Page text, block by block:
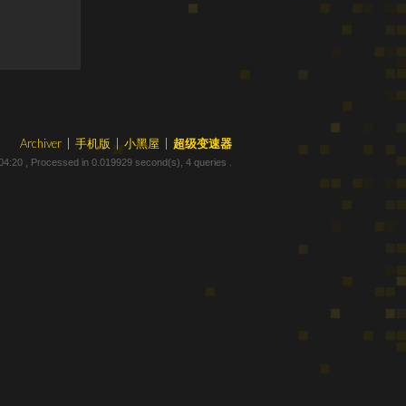
Archiver 手机版 小黑屋 超级变速器
, Processed in 0.019929 second(s), 4 queries .